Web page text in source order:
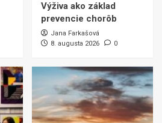
Výživa ako základ
prevencie chorôb
Jana Farkašová
8. augusta 2026
0